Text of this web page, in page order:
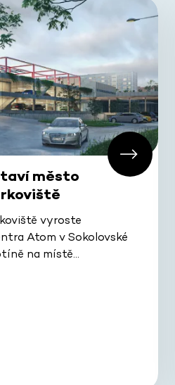
město
vyroste
Atom v Sokolovské
na místě…